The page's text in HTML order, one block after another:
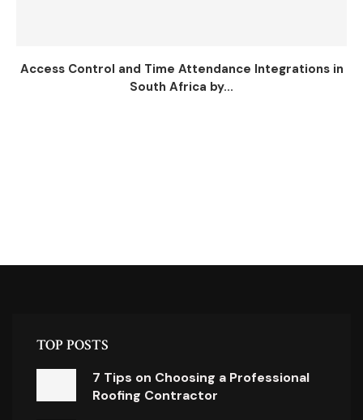
Access Control and Time Attendance Integrations in
South Africa by...
TOP POSTS
7 Tips on Choosing a Professional
Roofing Contractor